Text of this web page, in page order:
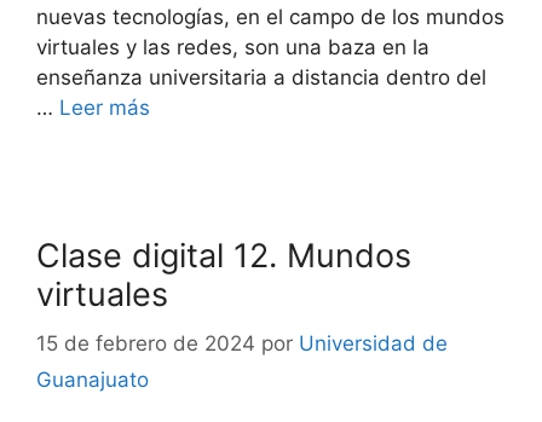
nuevas tecnologías, en el campo de los mundos
virtuales y las redes, son una baza en la
enseñanza universitaria a distancia dentro del
… Leer más
Clase digital 12. Mundos
virtuales
15 de febrero de 2024 por Universidad de
Guanajuato